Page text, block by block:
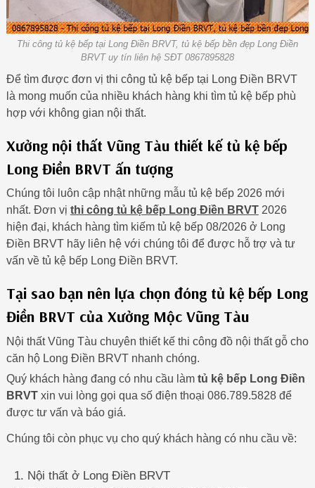
Thi công tủ kệ bếp tại Long Điền BRVT, tủ kệ bếp bền đẹp Long Điền
BRVT uy tín liên hệ SĐT 0867895828
Để tìm được đơn vị thi công tủ kệ bếp tại Long Điền BRVT
là mong muốn của nhiều khách hàng khi tìm tủ kệ bếp phù
hợp với không gian nội thất.
Xưởng nội thất Vũng Tàu thiết kế tủ kệ bếp
Long Điền BRVT ấn tượng
Chúng tôi luôn cập nhật những mẫu tủ kệ bếp 2026 mới
nhất. Đơn vị thi công tủ kệ bếp Long Điền BRVT2026
hiện đại, khách hàng tìm kiếm tủ kệ bếp 08/2026 ở Long
Điền BRVT hãy liên hệ với chúng tôi để được hỗ trợ và tư
vấn về tủ kệ bếp Long Điền BRVT.
Tại sao bạn nên lựa chọn đóng tủ kệ bếp Long
Điền BRVT của Xưởng Mộc Vũng Tàu
Nội thất Vũng Tàu chuyên thiết kế thi công đồ nội thất gỗ cho
căn hộ Long Điền BRVT nhanh chóng.
Quý khách hàng đang có nhu cầu làm tủ kệ bếp Long Điền
BRVTxin vui lòng gọi qua số điện thoại 086.789.5828 để
được tư vấn và báo giá.
Chúng tôi còn phục vụ cho quý khách hàng có nhu cầu về:
Nội thất ở Long Điền BRVT